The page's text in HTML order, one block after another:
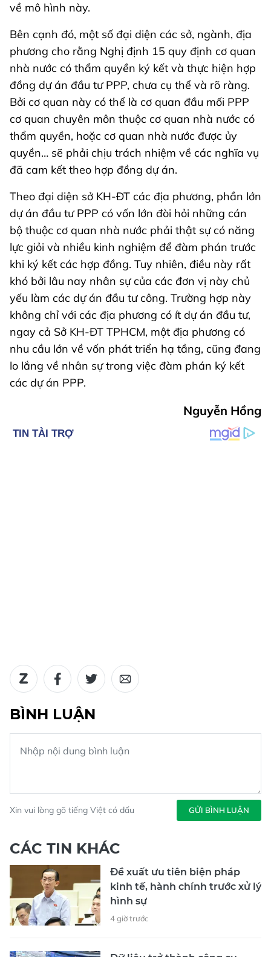
về mô hình này.
Bên cạnh đó, một số đại diện các sở, ngành, địa
phương cho rằng Nghị định 15 quy định cơ quan
nhà nước có thẩm quyền ký kết và thực hiện hợp
đồng dự án đầu tư PPP, chưa cụ thể và rõ ràng.
Bởi cơ quan này có thể là cơ quan đầu mối PPP
cơ quan chuyên môn thuộc cơ quan nhà nước có
thẩm quyền, hoặc cơ quan nhà nước được ủy
quyền… sẽ phải chịu trách nhiệm về các nghĩa vụ
đã cam kết theo hợp đồng dự án.
Theo đại diện sở KH-ĐT các địa phương, phần lớn
dự án đầu tư PPP có vốn lớn đòi hỏi những cán
bộ thuộc cơ quan nhà nước phải thật sự có năng
lực giỏi và nhiều kinh nghiệm để đàm phán trước
khi ký kết các hợp đồng. Tuy nhiên, điều này rất
khó bởi lâu nay nhân sự của các đơn vị này chủ
yếu làm các dự án đầu tư công. Trường hợp này
không chỉ với các địa phương có ít dự án đầu tư,
ngay cả Sở KH-ĐT TPHCM, một địa phương có
nhu cầu lớn về vốn phát triển hạ tầng, cũng đang
lo lắng về nhân sự trong việc đàm phán ký kết
các dự án PPP.
Nguyễn Hồng
BÌNH LUẬN
Xin vui lòng gõ tiếng Việt có dấu GỬI BÌNH LUẬN
CÁC TIN KHÁC
Đề xuất ưu tiên biện pháp
kinh tế, hành chính trước xử lý
hình sự
4 giờ trước